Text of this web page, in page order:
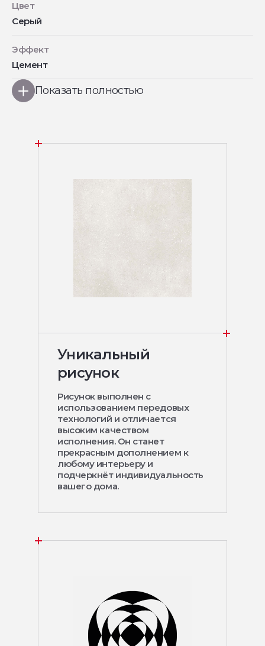
Цвет
Серый
Эффект
Цемент
Показать полностью
Уникальный
рисунок
Рисунок выполнен с
использованием передовых
технологий и отличается
высоким качеством
исполнения. Он станет
прекрасным дополнением к
любому интерьеру и
подчеркнёт индивидуальность
вашего дома.